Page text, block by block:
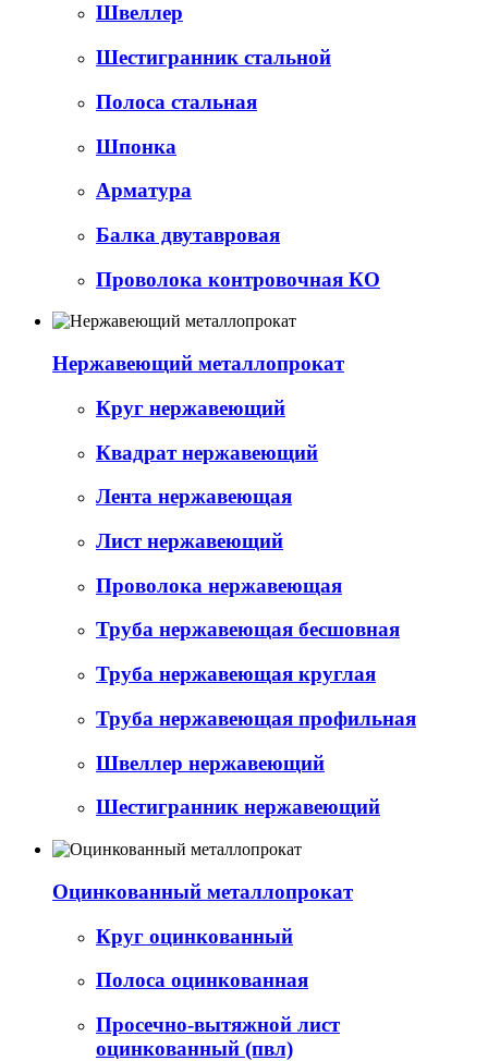
Швеллер
Шестигранник стальной
Полоса стальная
Шпонка
Арматура
Балка двутавровая
Проволока контровочная КО
Нержавеющий металлопрокат
Круг нержавеющий
Квадрат нержавеющий
Лента нержавеющая
Лист нержавеющий
Проволока нержавеющая
Труба нержавеющая бесшовная
Труба нержавеющая круглая
Труба нержавеющая профильная
Швеллер нержавеющий
Шестигранник нержавеющий
Оцинкованный металлопрокат
Круг оцинкованный
Полоса оцинкованная
Просечно-вытяжной лист
оцинкованный (пвл)